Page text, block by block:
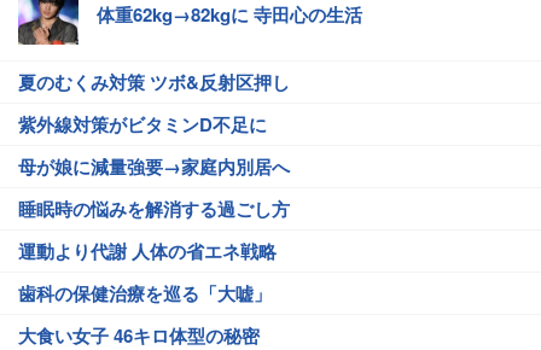
体重62kg→82kgに 寺田心の生活
夏のむくみ対策 ツボ&反射区押し
紫外線対策がビタミンD不足に
母が娘に減量強要→家庭内別居へ
睡眠時の悩みを解消する過ごし方
運動より代謝 人体の省エネ戦略
歯科の保健治療を巡る「大嘘」
大食い女子 46キロ体型の秘密